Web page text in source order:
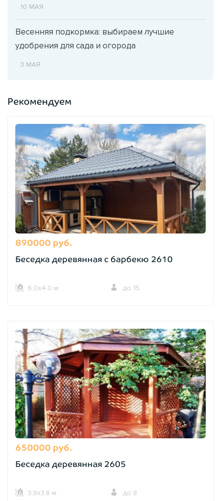
10 МАЯ
Весенняя подкормка: выбираем лучшие
удобрения для сада и огорода
3 МАЯ
Рекомендуем
890000 руб.
Беседка деревянная с барбекю 2610
6,0х4,0 м. до 15
650000 руб.
Беседка деревянная 2605
3,8х3,8 м. до 8